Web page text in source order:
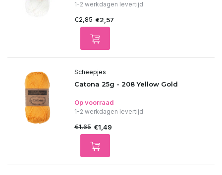
1-2 werkdagen levertijd
€2,85 €2,57
Scheepjes
Catona 25g - 208 Yellow Gold
Op voorraad
1-2 werkdagen levertijd
€1,65 €1,49